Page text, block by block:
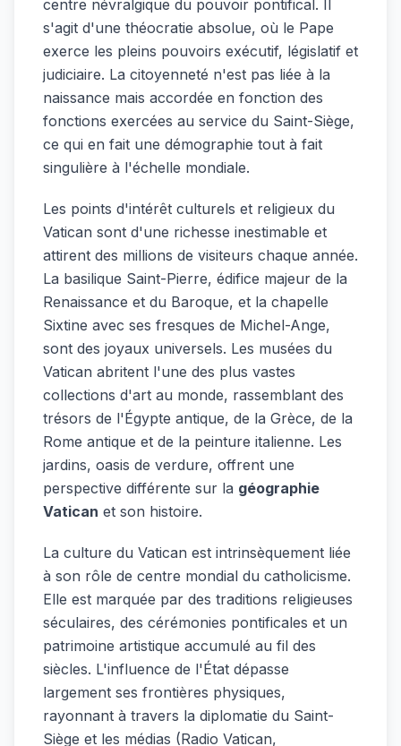
centre névralgique du pouvoir pontifical. Il
s'agit d'une théocratie absolue, où le Pape
exerce les pleins pouvoirs exécutif, législatif et
judiciaire. La citoyenneté n'est pas liée à la
naissance mais accordée en fonction des
fonctions exercées au service du Saint-Siège,
ce qui en fait une démographie tout à fait
singulière à l'échelle mondiale.
Les points d'intérêt culturels et religieux du
Vatican sont d'une richesse inestimable et
attirent des millions de visiteurs chaque année.
La basilique Saint-Pierre, édifice majeur de la
Renaissance et du Baroque, et la chapelle
Sixtine avec ses fresques de Michel-Ange,
sont des joyaux universels. Les musées du
Vatican abritent l'une des plus vastes
collections d'art au monde, rassemblant des
trésors de l'Égypte antique, de la Grèce, de la
Rome antique et de la peinture italienne. Les
jardins, oasis de verdure, offrent une
perspective différente sur la géographie
Vatican et son histoire.
La culture du Vatican est intrinsèquement liée
à son rôle de centre mondial du catholicisme.
Elle est marquée par des traditions religieuses
séculaires, des cérémonies pontificales et un
patrimoine artistique accumulé au fil des
siècles. L'influence de l'État dépasse
largement ses frontières physiques,
rayonnant à travers la diplomatie du Saint-
Siège et les médias (Radio Vatican,